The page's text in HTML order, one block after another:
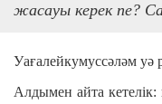
жасауы керек пе?
Уағалейкумуссәләм уә
Алдымен айта